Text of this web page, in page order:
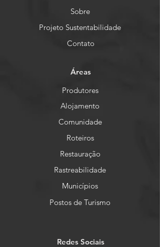
Sobre
Projeto Sustentabilidade
Contato
Áreas
Produtores
Alojamento
Comunidade
Roteiros
Restauração
Rastreabilidade
Municípios
Postos de Turismo
Redes Sociais